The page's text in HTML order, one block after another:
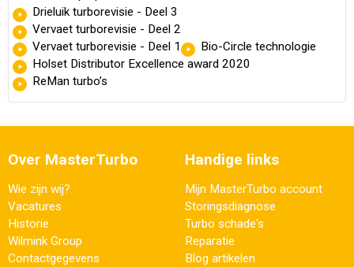
Drieluik turborevisie - Deel 3
Vervaet turborevisie - Deel 2
Vervaet turborevisie - Deel 1
Bio-Circle technologie
Holset Distributor Excellence award 2020
ReMan turbo’s
Over MasterTurbo
Wie zijn wij?
Vacatures
Historie
Wilmink Group
Contactgegevens
Handige links
Mijn MasterTurbo account
Storingsdiagnose
Turbo schade's
Reparatie
Blog artikelen